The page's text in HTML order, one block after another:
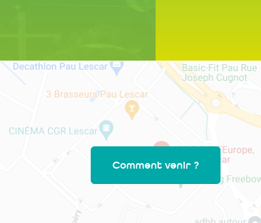
Comment venir ?